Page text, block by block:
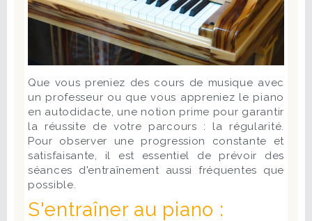
Que vous preniez des cours de musique avec
un professeur ou que vous appreniez le piano
en autodidacte, une notion prime pour garantir
la réussite de votre parcours : la régularité.
Pour observer une progression constante et
satisfaisante, il est essentiel de prévoir des
séances d'entraînement aussi fréquentes que
possible.
S'entraîner au piano :